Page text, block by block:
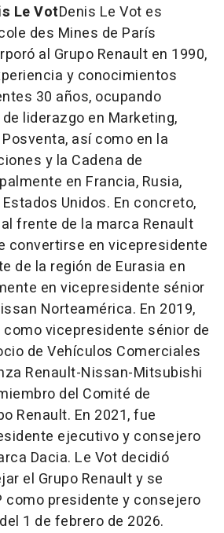
Le VotDenis Le Vot es
des Mines de París
al Grupo Renault en 1990,
y conocimientos
30 años, ocupando
liderazgo en Marketing,
así como en la
y la Cadena de
en Francia, Rusia,
Unidos. En concreto,
frente de la marca Renault
convertirse en vicepresidente
de la región de Eurasia en
en vicepresidente sénior
Norteamérica. En 2019,
vicepresidente sénior de
de Vehículos Comerciales
Renault-Nissan-Mitsubishi
del Comité de
Renault. En 2021, fue
ejecutivo y consejero
Dacia. Le Vot decidió
el Grupo Renaulty se
como presidente y consejero
1 de febrero de 2026.